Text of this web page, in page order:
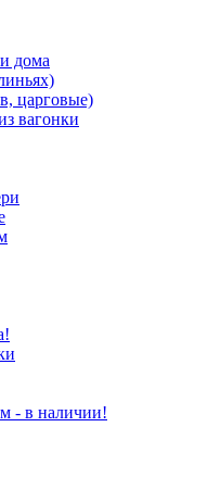
дома
царговые)
вагонки
- в наличии!